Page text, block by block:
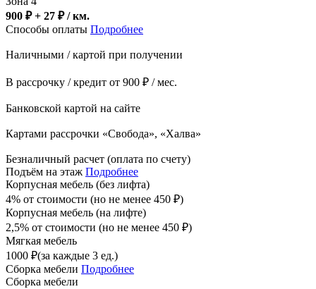
900 ₽ + 27 ₽/ км.
Способы оплаты Подробнее
Наличными / картой при получении
В рассрочку / кредит от 900 ₽ / мес.
Банковской картой на сайте
Картами рассрочки «Свобода», «Халва»
Безналичный расчет (оплата по счету)
Подъём на этаж Подробнее
Корпусная мебель (без лифта)
4% от стоимости (но не менее 450 ₽)
Корпусная мебель (на лифте)
2,5% от стоимости (но не менее 450 ₽)
Мягкая мебель
1000 ₽(за каждые 3 ед.)
Сборка мебели Подробнее
Сборка мебели